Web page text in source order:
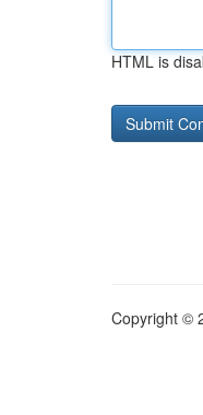
HTML is
Copyright ©